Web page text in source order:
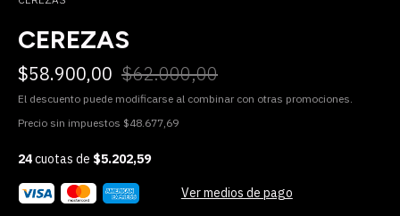
CEREZAS
$58.900,00 $62.000,00
El descuento puede modificarse al combinar con otras promociones.
Precio sin impuestos $48.677,69
24cuotas de $5.202,59
Ver medios de pago